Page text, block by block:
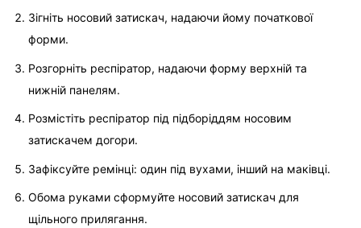
Зігніть носовий затискач, надаючи йому початкової
форми.
Розгорніть респіратор, надаючи форму верхній та
нижній панелям.
Розмістіть респіратор під підборіддям носовим
затискачем догори.
Зафіксуйте ремінці: один під вухами, інший на маківці.
Обома руками сформуйте носовий затискач для
щільного прилягання.